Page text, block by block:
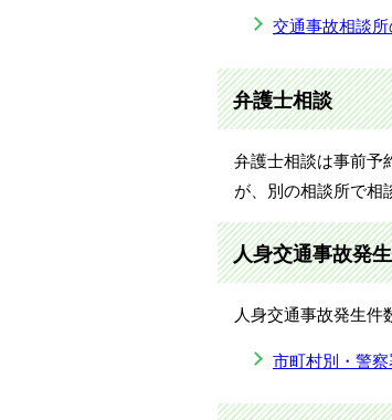
交通事故相談
弁護士相談
弁護士相談は事前予
が、別の相談所で相
人身交通事故発
人身交通事故発生件
市町村別・警